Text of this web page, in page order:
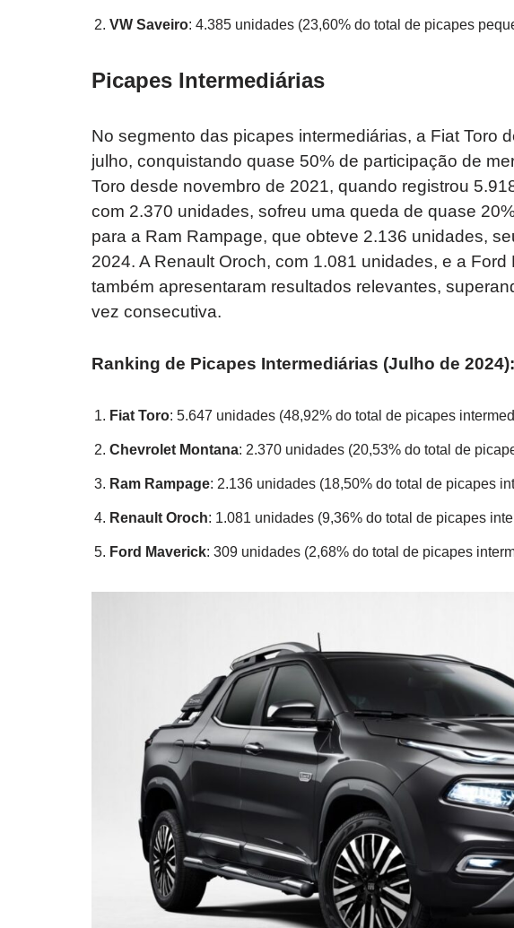
VW Saveiro: 4.385 unidades (23,60% do total de picapes
Picapes Intermediárias
No segmento das picapes intermediárias, a Fiat Toro
julho, conquistando quase 50% de participação de
Toro desde novembro de 2021, quando registrou
com 2.370 unidades, sofreu uma queda de quase
para a Ram Rampage, que obteve 2.136 unidades,
2024. A Renault Oroch, com 1.081 unidades, e a
também apresentaram resultados relevantes,
vez consecutiva.
Ranking de Picapes Intermediárias (Julho de 2024):
Fiat Toro: 5.647 unidades (48,92% do total de picapes
Chevrolet Montana: 2.370 unidades (20,53% do total de
Ram Rampage: 2.136 unidades (18,50% do total de picapes
Renault Oroch: 1.081 unidades (9,36% do total de picapes
Ford Maverick: 309 unidades (2,68% do total de picapes